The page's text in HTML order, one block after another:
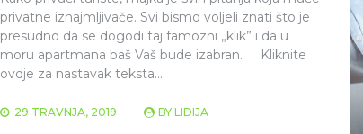
privatne iznajmljivače. Svi bismo voljeli znati što je
presudno da se dogodi taj famozni „klik” i da u
moru apartmana baš Vaš bude izabran. ​​ Kliknite
ovdje za nastavak teksta… ​​
29 TRAVNJA, 2019 BYLIDIJA